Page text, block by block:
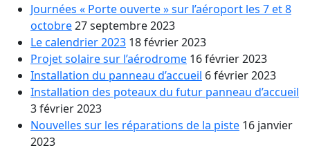
Journées « Porte ouverte » sur l’aéroport les 7 et 8
octobre27 septembre 2023
Le calendrier 2023 18 février 2023
Projet solaire sur l’aérodrome 16 février 2023
Installation du panneau d’accueil 6 février 2023
Installation des poteaux du futur panneau d’accueil
3 février 2023
Nouvelles sur les réparations de la piste 16 janvier
2023